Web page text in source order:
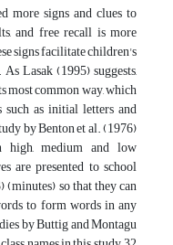
more signs and clues to
and free recall is more
signs facilitate children's
Lasak (1995) suggests,
most common way, which
as initial letters and
by Benton et al. (1976)
high, medium and low
are presented to school
so that they can
to form words in any
by Buttig and Montagu